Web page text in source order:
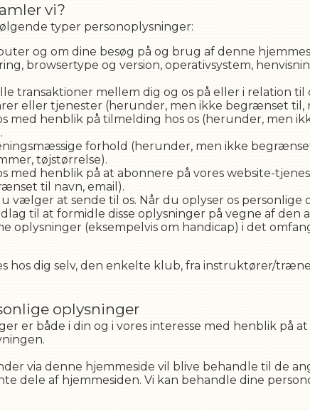
vi?
typer personoplysninger:
og om dine besøg på og brug af denne
browsertype og version, operativsystem,
transaktioner mellem dig og os på eller i relation
eller tjenester (herunder, men ikke begrænset til,
med henblik på tilmelding hos os (herunder, men
forhold (herunder, men ikke
tøjstørrelse).
med henblik på at abonnere på vores website-
til navn, email).
vælger at sende til os. Når du oplyser os personlige
til at formidle disse oplysninger på vegne af den
oplysninger (eksempelvis om handicap) i det
hos dig selv, den enkelte klub, fra instruktører/
oplysninger
er både i din og i vores interesse med henblik på
via denne hjemmeside vil blive behandle til de
dele af hjemmesiden. Vi kan behandle dine